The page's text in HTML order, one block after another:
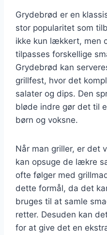
Grydebrød er en
stor popularitet som
ikke kun lækkert, men
tilpasses forskellige
Grydebrød kan
grillfest, hvor det
salater og dips. Den
bløde indre gør det til
børn og voksne.
Når man griller, er det
kan opsuge de lækre
ofte følger med
dette formål, da det
bruges til at samle
retter. Desuden kan
for at give det en